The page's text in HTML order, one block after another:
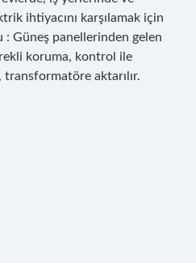
ihtiyacını karşılamak için
: Güneş panellerinden gelen
koruma, kontrol ile
transformatöre aktarılır.